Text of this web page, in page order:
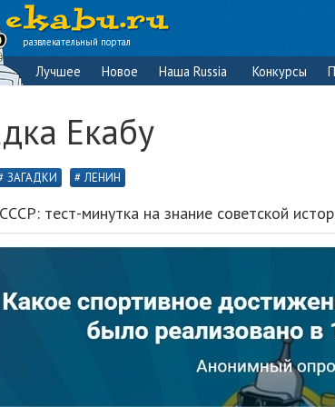
развлекательный портал
Лучшее Новое Наша Russia Конкурсы
Екабу
ЗАГАДКИ ЛЕНИН
тест-минутка на знание советской